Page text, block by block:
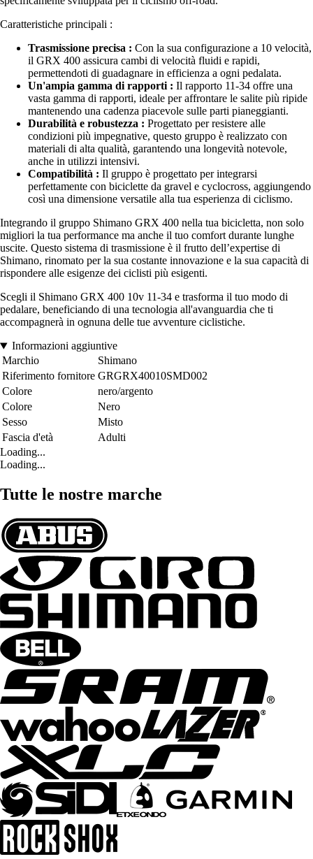
Caratteristiche principali :
Trasmissione precisa : Con la sua configurazione a 10 velocità,
il GRX 400 assicura cambi di velocità fluidi e rapidi,
permettendoti di guadagnare in efficienza a ogni pedalata.
Un'ampia gamma di rapporti : Il rapporto 11-34 offre una
vasta gamma di rapporti, ideale per affrontare le salite più ripide
mantenendo una cadenza piacevole sulle parti pianeggianti.
Durabilità e robustezza : Progettato per resistere alle
condizioni più impegnative, questo gruppo è realizzato con
materiali di alta qualità, garantendo una longevità notevole,
anche in utilizzi intensivi.
Compatibilità : Il gruppo è progettato per integrarsi
perfettamente con biciclette da gravel e cyclocross, aggiungendo
così una dimensione versatile alla tua esperienza di ciclismo.
Integrando il gruppo Shimano GRX 400 nella tua bicicletta, non solo
migliori la tua performance ma anche il tuo comfort durante lunghe
uscite. Questo sistema di trasmissione è il frutto dell’expertise di
Shimano, rinomato per la sua costante innovazione e la sua capacità di
rispondere alle esigenze dei ciclisti più esigenti.
Scegli il Shimano GRX 400 10v 11-34 e trasforma il tuo modo di
pedalare, beneficiando di una tecnologia all'avanguardia che ti
accompagnerà in ognuna delle tue avventure ciclistiche.
Informazioni aggiuntive
Marchio
Shimano
Riferimento fornitore GRGRX40010SMD002
Colore
nero/argento
Colore
Nero
Sesso
Misto
Fascia d'età
Adulti
Loading...
Loading...
Tutte le nostre marche